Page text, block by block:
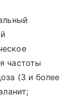
частоты
(3 и более